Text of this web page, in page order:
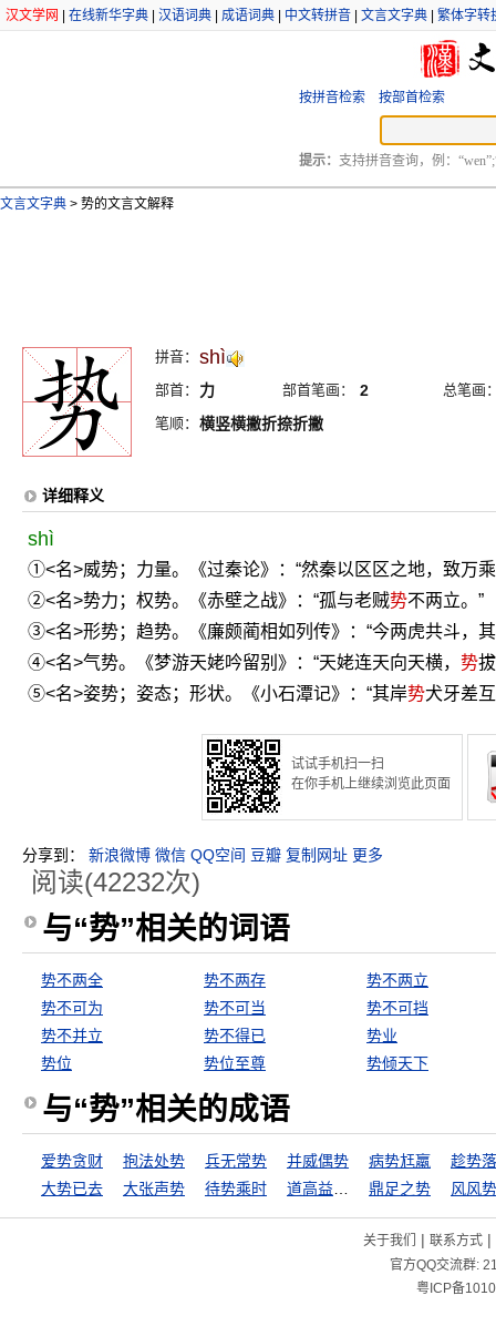
汉文学网 在线新华字典 汉语词典 成语词典 中文转拼音 文言文字典 繁体字转
按拼音检索 按部首检索
提示： 支持拼音查询，例：
文言文字典 > 势的文言文解释
拼音： shì
部首： 力 部首笔画： 2
总笔画
笔顺： 横竖横撇折捺折撇
详细释义
shì
①<名>威势；力量。《过秦论》：“然秦以区区之地，致万
②<名>势力；权势。《赤壁之战》：“孤与老贼势不两立。”
③<名>形势；趋势。《廉颇蔺相如列传》：“今两虎共斗，其
④<名>气势。《梦游天姥吟留别》：“天姥连天向天横， 势
⑤<名>姿势；姿态；形状。《小石潭记》：“其岸势犬牙差
试试手机扫一扫
在你手机上继续浏览此页面
分享到： 新浪微博 微信 QQ空间 豆瓣 复制网址 更多
阅读(42232次)
与“势”相关的词语
势不两全 势不两存
势不两立
势不可为
势不可当
势不可挡
势不并立
势不得已
势业
势位
势位至尊 势倾天下
与“势”相关的成语
爱势贪财 抱法处势 兵无常势 并威偶势 病势尪羸
趁势
大势已去
大张声势 待势乘时 鼎足之势 风风
关于我们 | 联系方式|
官方QQ交流群:
粤ICP备